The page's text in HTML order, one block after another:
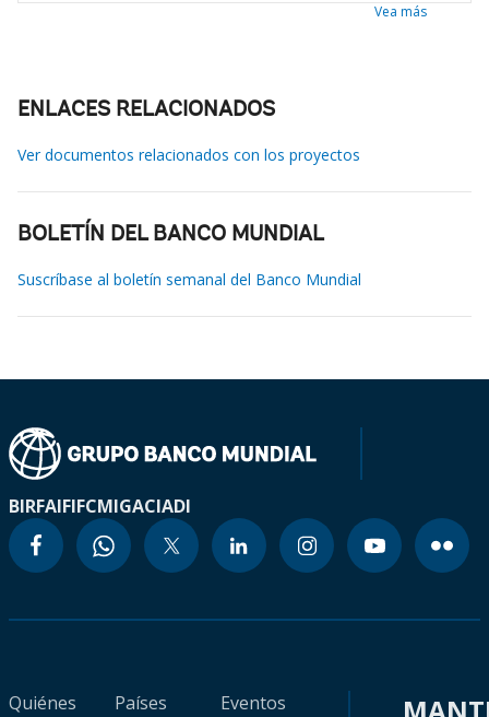
Vea más
ENLACES RELACIONADOS
Ver documentos relacionados con los proyectos
BOLETÍN DEL BANCO MUNDIAL
Suscríbase al boletín semanal del Banco Mundial
BIRFAIFIFCMIGACIADI
Quiénes
Países
Eventos